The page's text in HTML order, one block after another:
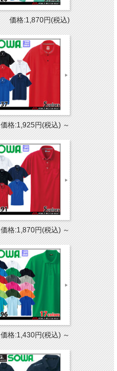
価格:1,870円(税込)
価格:1,925円(税込)～
価格:1,870円(税込)～
価格:1,430円(税込)～